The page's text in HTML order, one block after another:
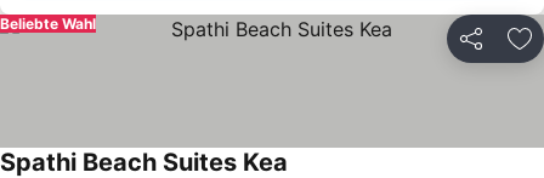
Teilen
Beliebte Wahl
Spathi Beach Suites Kea